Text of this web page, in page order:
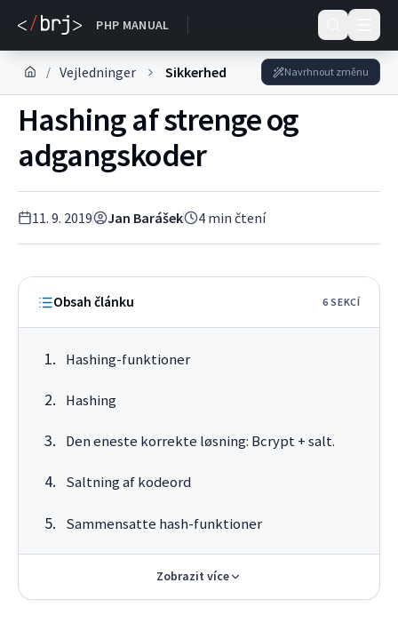
PHP MANUAL
DOKUMENTACE
/ Vejledninger Sikkerhed Navrhnout změnu
Hashing af strenge og
adgangskoder
11. 9. 2019 Jan Barášek 4 min čtení
Obsah článku 6 SEKCÍ
Hashing-funktioner
Hashing
Den eneste korrekte løsning: Bcrypt + salt.
Saltning af kodeord
Sammensatte hash-funktioner
Zobrazit více